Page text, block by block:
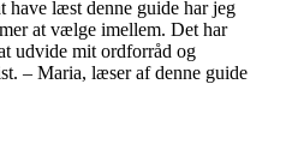
have læst denne guide har jeg
at vælge imellem. Det har
udvide mit ordforråd og
– Maria, læser af denne guide